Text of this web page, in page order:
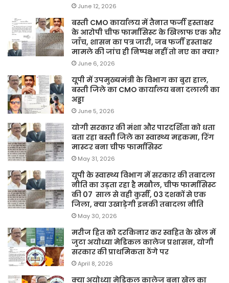
June 12, 2026
बस्ती CMO कार्यालय में तैनात फर्जी हस्ताक्षर
के आरोपी चीफ फार्मासिस्ट के खिलाफ एक और
जाँच, शासन का पत्र जारी, जब फर्जी हस्ताक्षर
मामले की जांच ही निष्पक्ष नहीं तो नए का क्या?
June 6, 2026
यूपी में उपमुख्यमंत्री के विभाग का बुरा हाल,
बस्ती जिले का CMO कार्यालय बना दलाली का
अड्डा
June 5, 2026
योगी सरकार की मंशा और पारदर्शिता को धता
बता रहा बस्ती जिले का स्वास्थ्य महकमा, रिंग
मास्टर बना चीफ फार्मासिस्ट
May 31, 2026
यूपी के स्वास्थ्य विभाग में सरकार की तबादला
नीति का उड़ता रहा है मखौल, चीफ फार्मासिस्ट
की 07 साल से वही कुर्सी, 03 दशकों से एक
जिला, क्या उखाड़ेगी इनकी तबादला नीति
May 30, 2026
मरीज हित को दरकिनार कर स्वहित के खेल में
जुटा अयोध्या मेडिकल कालेज प्रशासन, योगी
सरकार की प्राथमिकता ठेंगे पर
April 8, 2026
क्या अयोध्या मेडिकल कालेज बना खेल का